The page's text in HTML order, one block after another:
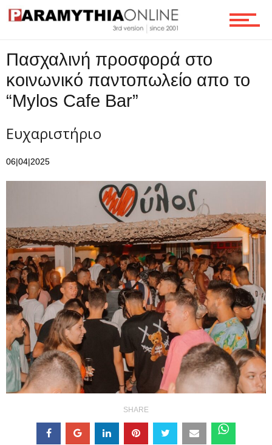
Τεχνολογία
Ροή
Πασχαλινή προσφορά στο
κοινωνικό παντοπωλείο απο το
“Mylos Cafe Bar”
Ευχαριστήριο
06|04|2025
SHARE